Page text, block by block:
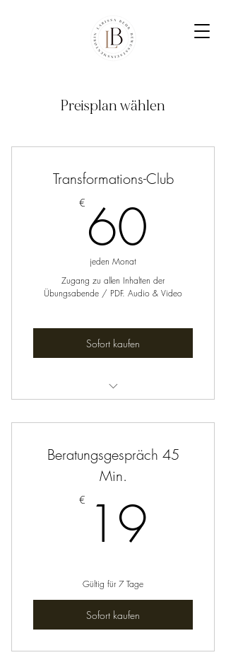
Preisplan wählen
Transformations-Club
€ 60
jeden Monat
Zugang zu allen Inhalten der
Übungsabende / PDF. Audio & Video
Sofort kaufen
Beratungsgespräch 45
Min.
€ 19
Gültig für 7 Tage
Sofort kaufen